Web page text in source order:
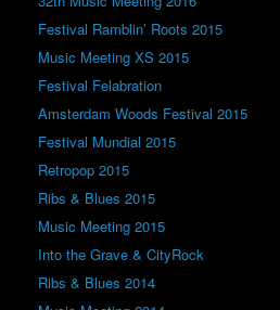
Festival Ramblin’ Roots 2015
Music Meeting XS 2015
Festival Felabration
Amsterdam Woods Festival 2015
Festival Mundial 2015
Retropop 2015
Ribs & Blues 2015
Music Meeting 2015
Into the Grave & CityRock
Ribs & Blues 2014